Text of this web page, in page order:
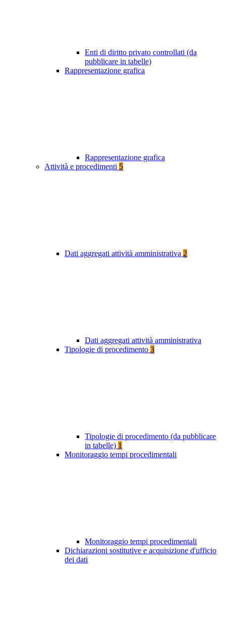
Enti di diritto privato controllati (da
pubblicare in tabelle)
Rappresentazione grafica
Rappresentazione grafica
Attività e procedimenti 5
Dati aggregati attività amministrativa 2
Dati aggregati attività amministrativa
Tipologie di procedimento 3
Tipologie di procedimento (da pubblicare
in tabelle) 1
Monitoraggio tempi procedimentali
Monitoraggio tempi procedimentali
Dichiarazioni sostitutive e acquisizione d'ufficio
dei dati